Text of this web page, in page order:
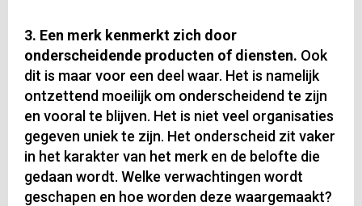
3. Een merk kenmerkt zich door
onderscheidende producten of diensten. Ook
dit is maar voor een deel waar. Het is namelijk
ontzettend moeilijk om onderscheidend te zijn
en vooral te blijven. Het is niet veel organisaties
gegeven uniek te zijn. Het onderscheid zit vaker
in het karakter van het merk en de belofte die
gedaan wordt. Welke verwachtingen wordt
geschapen en hoe worden deze waargemaakt?